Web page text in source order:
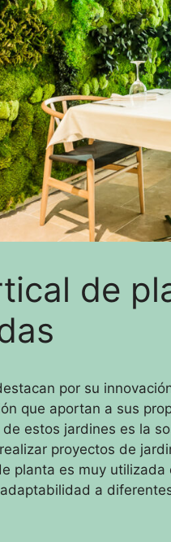
de
por su
que aportan a sus
estos jardines es la
proyectos de
planta es muy
a